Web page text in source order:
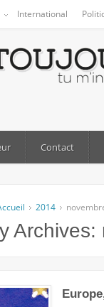
International
Contact
2014
Archives: